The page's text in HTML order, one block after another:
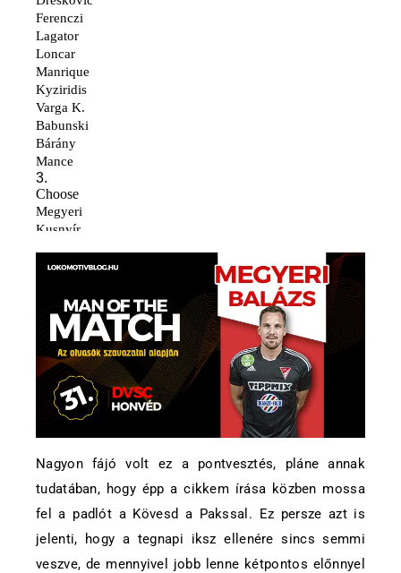
Nagyon fájó volt ez a pontvesztés, pláne annak
tudatában, hogy épp a cikkem írása közben mossa
fel a padlót a Kövesd a Pakssal. Ez persze azt is
jelenti, hogy a tegnapi iksz ellenére sincs semmi
veszve, de mennyivel jobb lenne kétpontos előnnyel